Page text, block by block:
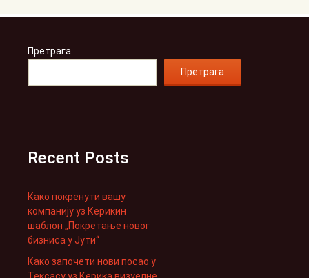
Претрага
Претрага
Recent Posts
Како покренути вашу
компанију уз Керикин
шаблон „Покретање новог
бизниса у Јути“
Како започети нови посао у